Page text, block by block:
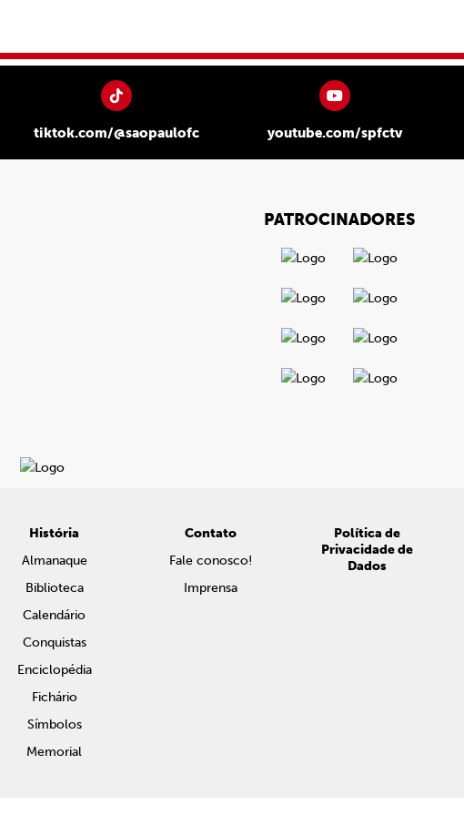
tiktok.com/@saopaulofc youtube.com/spfctv
PATROCINADORES
História
Almanaque
Biblioteca
Calendário
Conquistas
Enciclopédia
Fichário
Símbolos
Memorial
Contato
Fale conosco!
Imprensa
Política de
Privacidade de
Dados